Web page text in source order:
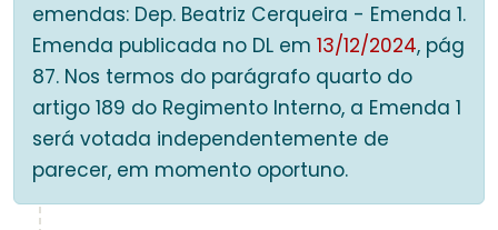
emendas: Dep. Beatriz Cerqueira - Emenda 1.
Emenda publicada no DL em 13/12/2024, pág
87. Nos termos do parágrafo quarto do
artigo 189 do Regimento Interno, a Emenda 1
será votada independentemente de
parecer, em momento oportuno.